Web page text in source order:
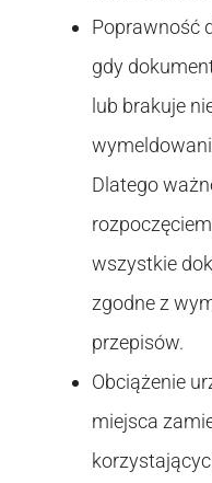
Poprawność
gdy
lub brakuje
Dlatego
wszystkie
zgodne z
przepisów.
Obciążenie
miejsca